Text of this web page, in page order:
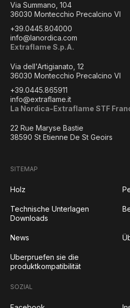
Via Summano, 104
36030 Montecchio Precalcino VI
+39.0445.804000
info@lanordica.com
Extraflame S.p.A.
Via dell'Artigianato, 12
36030 Montecchio Precalcino VI
+39.0445.865911
info@extraflame.it
La Nordica-Extraflame STF
22 Rue Maryse Bastie
38590 St Etienne De St Geoirs
SITEMAP
Holz
Technische Unterlagen
Downloads
News
Uberpruefen sie die
produktkompatibilität
SOZIAL